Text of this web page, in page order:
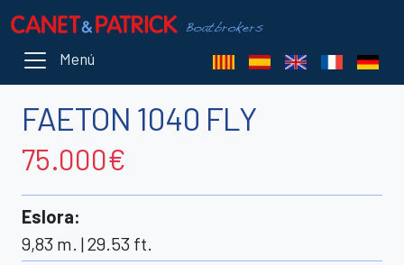
Menú
FAETON 1040 FLY
75.000€
Eslora:
9,83 m. | 29.53 ft.